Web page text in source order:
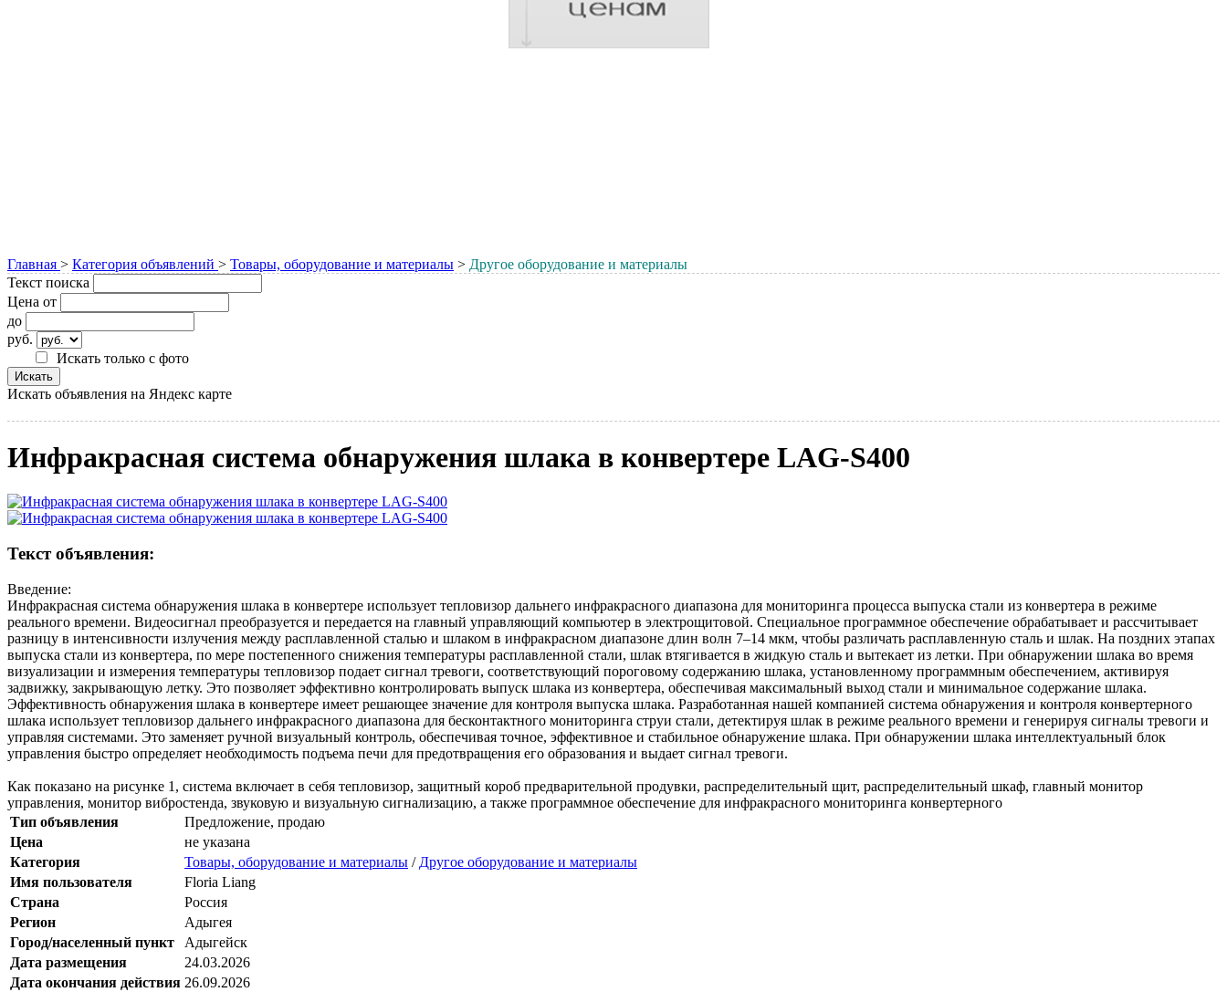
Главная > Категория объявлений > Товары, оборудование и материалы > Другое оборудование и материалы
Текст поиска
Цена от
до
руб.
Искать только с фото
Искать объявления на Яндекс карте
Инфракрасная система обнаружения шлака в конвертере LAG-S400
Текст объявления:
Введение:
Инфракрасная система обнаружения шлака в конвертере использует тепловизор дальнего инфракрасного диапазона для мониторинга процесса выпуска стали из конвертера в режиме
реального времени. Видеосигнал преобразуется и передается на главный управляющий компьютер в электрощитовой. Специальное программное обеспечение обрабатывает и рассчитывает
разницу в интенсивности излучения между расплавленной сталью и шлаком в инфракрасном диапазоне длин волн 7–14 мкм, чтобы различать расплавленную сталь и шлак. На поздних этапах
выпуска стали из конвертера, по мере постепенного снижения температуры расплавленной стали, шлак втягивается в жидкую сталь и вытекает из летки. При обнаружении шлака во время
визуализации и измерения температуры тепловизор подает сигнал тревоги, соответствующий пороговому содержанию шлака, установленному программным обеспечением, активируя
задвижку, закрывающую летку. Это позволяет эффективно контролировать выпуск шлака из конвертера, обеспечивая максимальный выход стали и минимальное содержание шлака.
Эффективность обнаружения шлака в конвертере имеет решающее значение для контроля выпуска шлака. Разработанная нашей компанией система обнаружения и контроля конвертерного
шлака использует тепловизор дальнего инфракрасного диапазона для бесконтактного мониторинга струи стали, детектируя шлак в режиме реального времени и генерируя сигналы тревоги и
управляя системами. Это заменяет ручной визуальный контроль, обеспечивая точное, эффективное и стабильное обнаружение шлака. При обнаружении шлака интеллектуальный блок
управления быстро определяет необходимость подъема печи для предотвращения его образования и выдает сигнал тревоги.
Как показано на рисунке 1, система включает в себя тепловизор, защитный короб предварительной продувки, распределительный щит, распределительный шкаф, главный монитор
управления, монитор вибростенда, звуковую и визуальную сигнализацию, а также программное обеспечение для инфракрасного мониторинга конвертерного
Тип объявления
Предложение, продаю
Цена
не указана
Категория
Товары, оборудование и материалы / Другое оборудование и материалы
Имя пользователя
Floria Liang
Страна
Россия
Регион
Адыгея
Город/населенный пункт
Адыгейск
Дата размещения
24.03.2026
Дата окончания действия 26.09.2026